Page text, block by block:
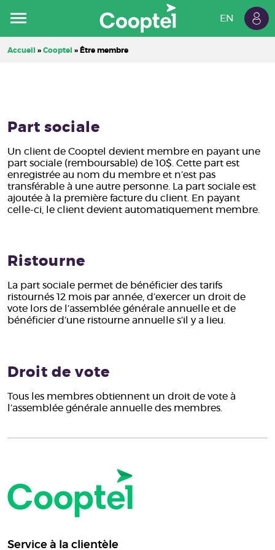
Résidentiel
Télévision
Téléphone fixe
Commercial
EN
Accueil » Cooptel » Être membre
Part sociale
Un client de Cooptel devient membre en payant une
part sociale (remboursable) de 10$. Cette part est
enregistrée au nom du membre et n’est pas
transférable à une autre personne. La part sociale est
ajoutée à la première facture du client. En payant
celle-ci, le client devient automatiquement membre.
Ristourne
La part sociale permet de bénéficier des tarifs
ristournés 12 mois par année, d’exercer un droit de
vote lors de l’assemblée générale annuelle et de
bénéficier d’une ristourne annuelle s’il y a lieu.
Droit de vote
Tous les membres obtiennent un droit de vote à
l’assemblée générale annuelle des membres.
Service à la clientèle